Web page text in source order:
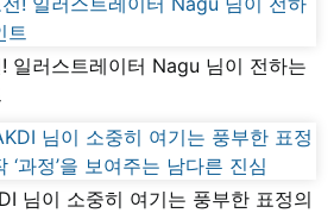
일러스트레이터 Nagu 님이 전하는
님이 소중히 여기는 풍부한 표정의